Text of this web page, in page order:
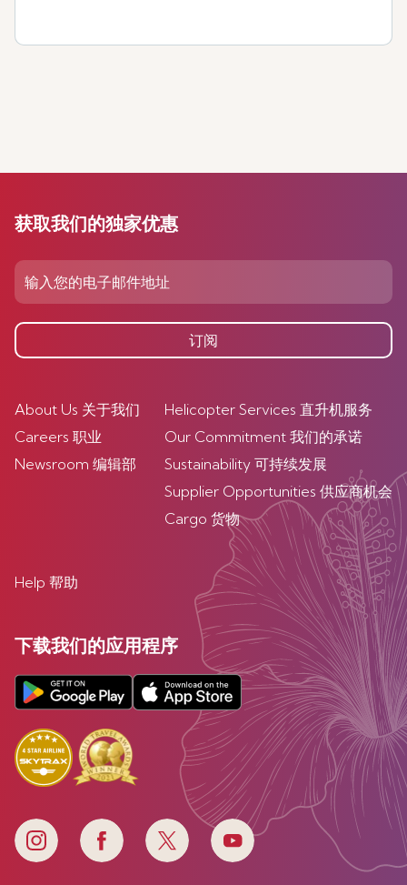
获取我们的独家优惠
订阅
About Us 关于我们
Careers 职业
Newsroom 编辑部
Helicopter Services 直升机服务
Our Commitment 我们的承诺
Sustainability 可持续发展
Supplier Opportunities 供应商机会
Cargo 货物
Help 帮助
下载我们的应用程序